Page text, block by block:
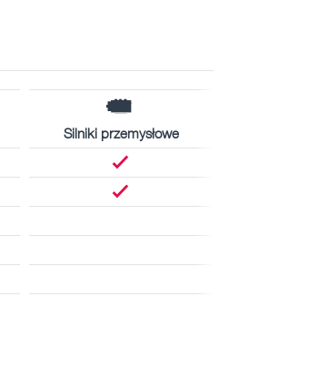
Silniki przemysłowe